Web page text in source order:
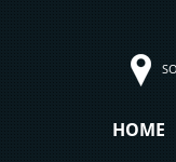
HOME